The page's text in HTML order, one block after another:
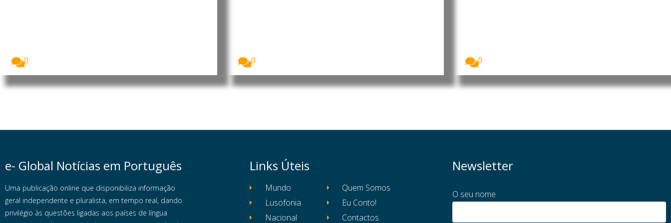
0
0
0
e- Global Notícias em Português
Uma publicação online que disponibiliza informação
geral independente e pluralista, em tempo real, dando
privilégio às questões ligadas aos países de língua
Links Úteis
Mundo
Lusofonia
Nacional
Quem Somos
Eu Conto!
Contactos
Newsletter
O seu nome